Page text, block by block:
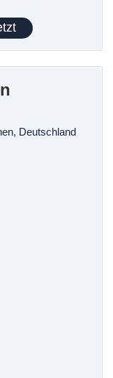
Deutschland